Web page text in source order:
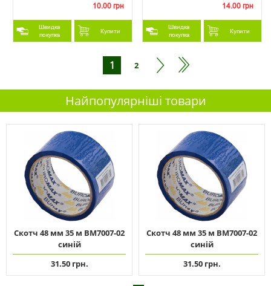
10.00 грн
Швидка
покупка
Купити
14.00 грн
Швидка
покупка
Купити
1 2
Найпопулярніші товари
Скотч 48 мм 35 м ВМ7007-02
синій
31.50 грн.
Скотч 48 мм 35 м ВМ7007-02
синій
31.50 грн.